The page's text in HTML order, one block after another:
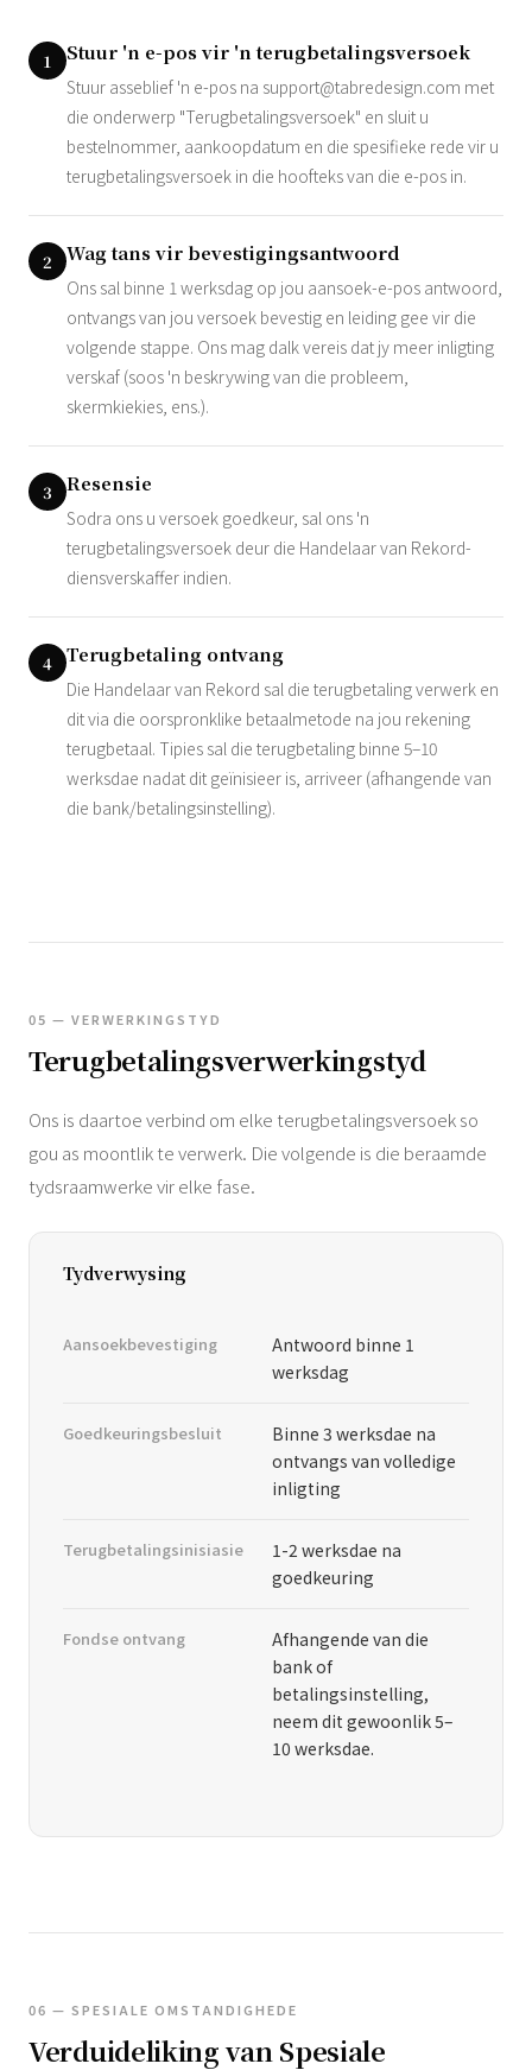
1 Stuur 'n e-pos vir 'n terugbetalingsversoek
Stuur asseblief 'n e-pos na support@tabredesign.com met
die onderwerp "Terugbetalingsversoek" en sluit u
bestelnommer, aankoopdatum en die spesifieke rede vir u
terugbetalingsversoek in die hoofteks van die e-pos in.
2 Wag tans vir bevestigingsantwoord
Ons sal binne 1 werksdag op jou aansoek-e-pos antwoord,
ontvangs van jou versoek bevestig en leiding gee vir die
volgende stappe. Ons mag dalk vereis dat jy meer inligting
verskaf (soos 'n beskrywing van die probleem,
skermkiekies, ens.).
3 Resensie
Sodra ons u versoek goedkeur, sal ons 'n
terugbetalingsversoek deur die Handelaar van Rekord-
diensverskaffer indien.
4 Terugbetaling ontvang
Die Handelaar van Rekord sal die terugbetaling verwerk en
dit via die oorspronklike betaalmetode na jou rekening
terugbetaal. Tipies sal die terugbetaling binne 5–10
werksdae nadat dit geïnisieer is, arriveer (afhangende van
die bank/betalingsinstelling).
05 — VERWERKINGSTYD
Terugbetalingsverwerkingstyd
Ons is daartoe verbind om elke terugbetalingsversoek so
gou as moontlik te verwerk. Die volgende is die beraamde
tydsraamwerke vir elke fase.
Tydverwysing
Aansoekbevestiging
Antwoord binne 1
werksdag
Goedkeuringsbesluit
Binne 3 werksdae na
ontvangs van volledige
inligting
Terugbetalingsinisiasie
1-2 werksdae na
goedkeuring
Fondse ontvang
Afhangende van die
bank of
betalingsinstelling,
neem dit gewoonlik 5–
10 werksdae.
06 — SPESIALE OMSTANDIGHEDE
Verduideliking van Spesiale